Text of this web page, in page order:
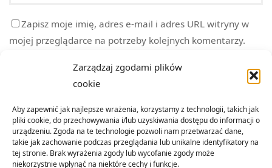
Zarządzaj zgodami plików
cookie
Aby zapewnić jak najlepsze wrażenia, korzystamy z technologii, takich jak
pliki cookie, do przechowywania i/lub uzyskiwania dostępu do informacji o
urządzeniu. Zgoda na te technologie pozwoli nam przetwarzać dane,
takie jak zachowanie podczas przeglądania lub unikalne identyfikatory na
tej stronie. Brak wyrażenia zgody lub wycofanie zgody może
niekorzystnie wpłynąć na niektóre cechy i funkcje.
Zapisz moje imię, adres e-mail i adres URL witryny w
mojej przeglądarce na potrzeby kolejnych komentarzy.